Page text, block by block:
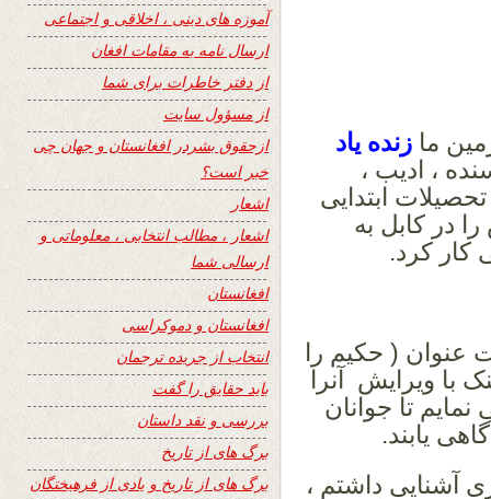
ما زنده یاد
، ادیب ،
ابتدایی
در کابل به
کار کرد.
را قبلآ در سال 2014 تحت عنوان ( حکیم را
با ویرایش آنرا
تا جوانان
یابند.
آشنایی داشتم ،
آموزه های دینی ، اخلاقی و اجتماعی
ارسال نامه به مقامات افغان
از دفتر خاطرات برای شما
از مسؤول سایت
ازحقوق بشردر افغانستان و جهان چی
خبر است؟
اشعار
اشعار ، مطالب انتخابی ، معلوماتی و
ارسالی شما
افغانستان
افغانستان و دموکراسی
انتخاب از جریده ترجمان
باید حقایق را گفت
بررسی و نقد داستان
برگ های از تاریخ
برگ های از تاریخ و یادی از فرهیختگان